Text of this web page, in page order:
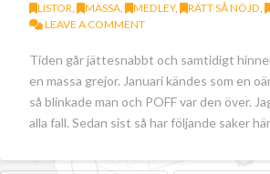
LISTOR, MÄSSA, MEDLEY, RÄTT SÅ NÖJD,
LEAVE A COMMENT
Tiden går jättesnabbt och samtidigt
en massa grejor. Januari kändes som en
så blinkade man och POFF var den över.
alla fall. Sedan sist så har följande saker